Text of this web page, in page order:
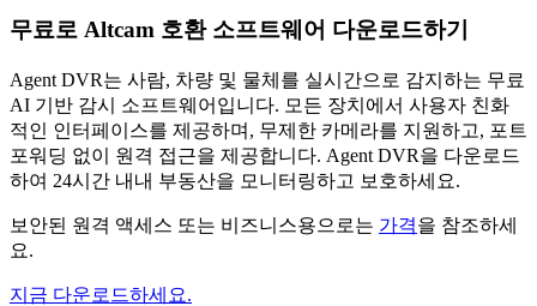
무료로 Altcam 호환 소프트웨어 다운로드하기
Agent DVR는 사람, 차량 및 물체를 실시간으로 감지하는 무료
AI 기반 감시 소프트웨어입니다. 모든 장치에서 사용자 친화
적인 인터페이스를 제공하며, 무제한 카메라를 지원하고, 포트
포워딩 없이 원격 접근을 제공합니다. Agent DVR을 다운로드
하여 24시간 내내 부동산을 모니터링하고 보호하세요.
보안된 원격 액세스 또는 비즈니스용으로는 가격을 참조하세
요.
지금 다운로드하세요.